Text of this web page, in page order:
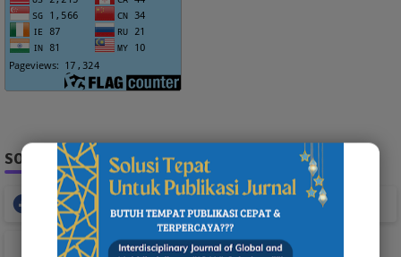
SOCIAL PLUGIN
Facebook Whatsapp
TikTok